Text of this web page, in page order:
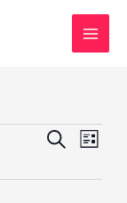
und
SUCHELISTE